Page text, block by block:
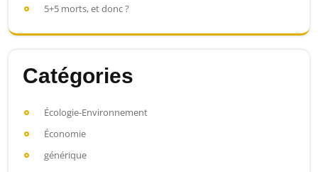
5+5 morts, et donc ?
Catégories
Écologie-Environnement
Économie
générique